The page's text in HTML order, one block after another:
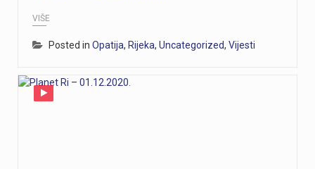
VIŠE
Posted in Opatija, Rijeka, Uncategorized, Vijesti